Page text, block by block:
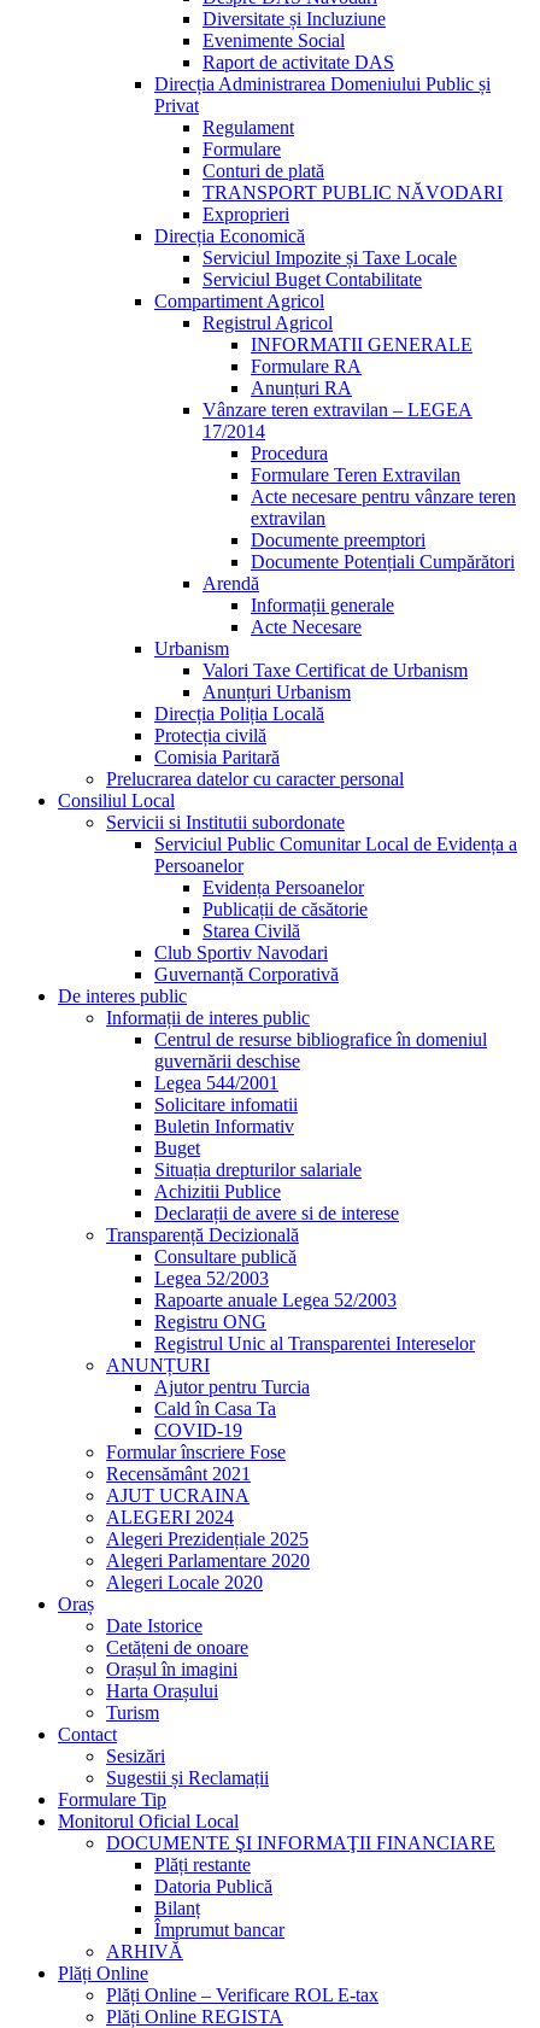
Diversitate și Incluziune
Evenimente Social
Raport de activitate DAS
Direcția Administrarea Domeniului Public și
Privat
Regulament
Formulare
Conturi de plată
TRANSPORT PUBLIC NĂVODARI
Exproprieri
Direcția Economică
Serviciul Impozite și Taxe Locale
Serviciul Buget Contabilitate
Compartiment Agricol
Registrul Agricol
INFORMATII GENERALE
Formulare RA
Anunțuri RA
Vânzare teren extravilan – LEGEA
17/2014
Procedura
Formulare Teren Extravilan
Acte necesare pentru vânzare teren
extravilan
Documente preemptori
Documente Potențiali Cumpărători
Arendă
Informații generale
Acte Necesare
Urbanism
Valori Taxe Certificat de Urbanism
Anunțuri Urbanism
Direcția Poliția Locală
Protecția civilă
Comisia Paritară
Prelucrarea datelor cu caracter personal
Consiliul Local
Servicii si Institutii subordonate
Serviciul Public Comunitar Local de Evidența a
Persoanelor
Evidența Persoanelor
Publicații de căsătorie
Starea Civilă
Club Sportiv Navodari
Guvernanță Corporativă
De interes public
Informații de interes public
Centrul de resurse bibliografice în domeniul
guvernării deschise
Legea 544/2001
Solicitare infomatii
Buletin Informativ
Buget
Situația drepturilor salariale
Achizitii Publice
Declarații de avere si de interese
Transparență Decizională
Consultare publică
Legea 52/2003
Rapoarte anuale Legea 52/2003
Registru ONG
Registrul Unic al Transparentei Intereselor
ANUNȚURI
Ajutor pentru Turcia
Cald în Casa Ta
COVID-19
Formular înscriere Fose
Recensământ 2021
AJUT UCRAINA
ALEGERI 2024
Alegeri Prezidențiale 2025
Alegeri Parlamentare 2020
Alegeri Locale 2020
Oraș
Date Istorice
Cetățeni de onoare
Orașul în imagini
Harta Orașului
Turism
Contact
Sesizări
Sugestii și Reclamații
Formulare Tip
Monitorul Oficial Local
DOCUMENTE ŞI INFORMAŢII FINANCIARE
Plăți restante
Datoria Publică
Bilanț
Împrumut bancar
ARHIVĂ
Plăți Online
Plăți Online – Verificare ROL E-tax
Plăți Online REGISTA